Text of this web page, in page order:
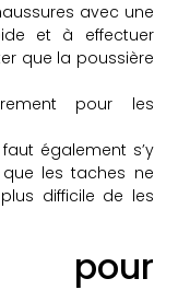
avec une
et à effectuer
que la poussière
pour les
également s’y
les taches ne
difficile de les
pour